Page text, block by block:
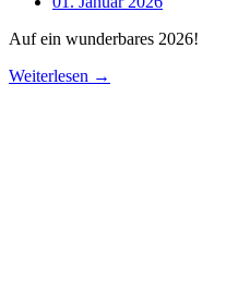
Auf ein wunderbares 2026!
Weiterlesen →